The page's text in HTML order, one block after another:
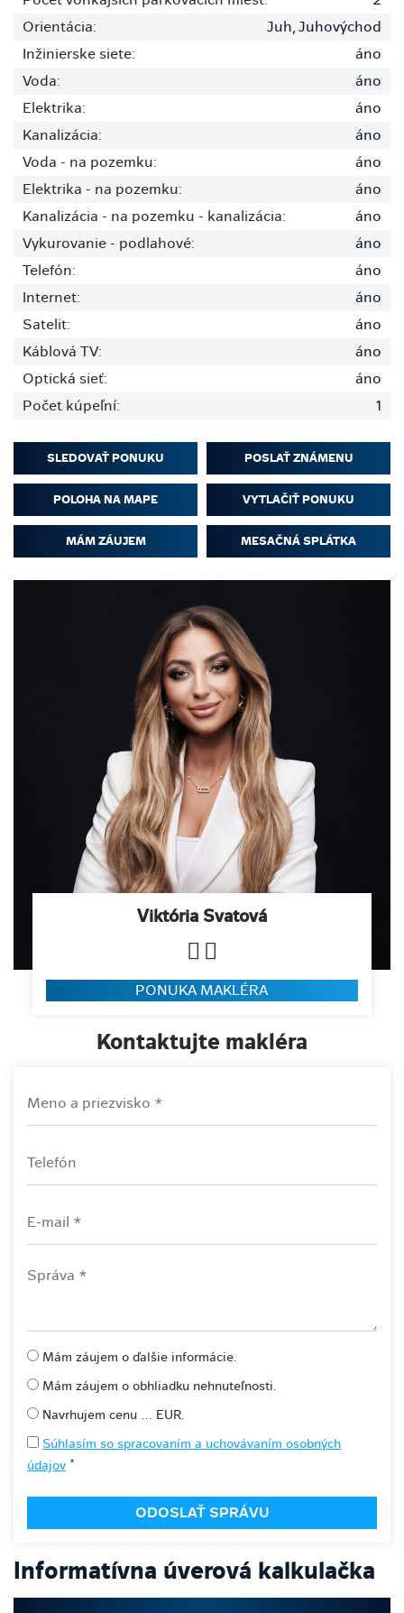
Orientácia:
Juh, Juhovýchod
Inžinierske siete:
áno
Voda:
áno
Elektrika:
áno
Kanalizácia:
áno
Voda - na pozemku:
áno
Elektrika - na pozemku:
áno
Kanalizácia - na pozemku - kanalizácia:
áno
Vykurovanie - podlahové:
áno
Telefón:
áno
Internet:
áno
Satelit:
áno
Káblová TV:
áno
Optická sieť:
áno
Počet kúpeľní:
1
SLEDOVAŤ PONUKU POSLAŤ ZNÁMENU
POLOHA NA MAPE VYTLAČIŤ PONUKU
MÁM ZÁUJEM MESAČNÁ SPLÁTKA
Viktória Svatová
PONUKA MAKLÉRA
Kontaktujte makléra
Mám záujem o ďalšie informácie.
Mám záujem o obhliadku nehnuteľnosti.
Navrhujem cenu ... EUR.
Súhlasím so spracovaním a uchovávaním osobných
údajov *
Informatívna úverová kalkulačka